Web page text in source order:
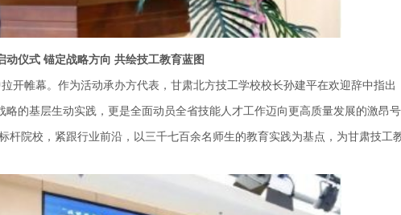
动仪式 锚定战略方向 共绘技工教育蓝图
开帷幕。作为活动承办方代表，甘肃北方技工学校校长孙建平在欢迎辞中指出
略的基层生动实践，更是全面动员全省技能人才工作迈向更高质量发展的激昂
杆院校，紧跟行业前沿，以三千七百余名师生的教育实践为基点，为甘肃技工